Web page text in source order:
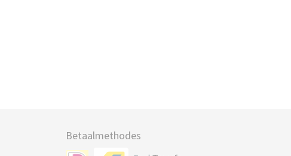
Betaalmethodes